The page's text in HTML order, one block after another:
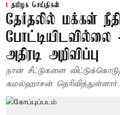
தமிழக செய்திகள்
தேர்தலில் மக்கள்
அதிரடி அறிவிப்பு
நான் சீட்டுகளை
கமல்ஹாசன் தெரிவித்துள்ளார்.